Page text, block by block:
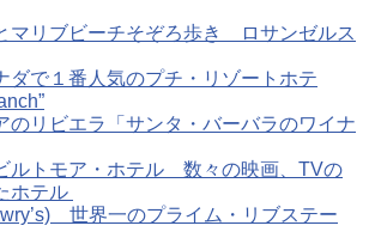
マリブビーチそぞろ歩き ロサンゼルス
ダで１番人気のプチ・リゾートホテ
のリビエラ「サンタ・バーバラのワイナ
ルトモア・ホテル 数々の映画、TVの
ホテル
世界一のプライム・リブステー